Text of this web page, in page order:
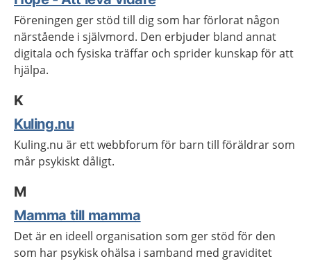
Föreningen ger stöd till dig som har förlorat någon
närstående i självmord. Den erbjuder bland annat
digitala och fysiska träffar och sprider kunskap för att
hjälpa.
K
Kuling.nu
Kuling.nu är ett webbforum för barn till föräldrar som
mår psykiskt dåligt.
M
Mamma till mamma
Det är en ideell organisation som ger stöd för den
som har psykisk ohälsa i samband med graviditet